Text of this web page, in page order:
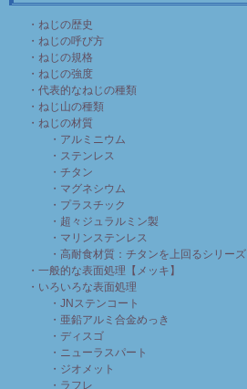
・ねじの歴史
・ねじの呼び方
・ねじの規格
・ねじの強度
・代表的なねじの種類
・ねじ山の種類
・ねじの材質
・アルミニウム
・ステンレス
・チタン
・マグネシウム
・プラスチック
・超々ジュラルミン製
・マリンステンレス
・高耐食材質：チタンを上回るシリーズ
・一般的な表面処理【メッキ】
・いろいろな表面処理
・JNステンコート
・亜鉛アルミ合金めっき
・ディスゴ
・ニューラスパート
・ジオメット
・ラフレ